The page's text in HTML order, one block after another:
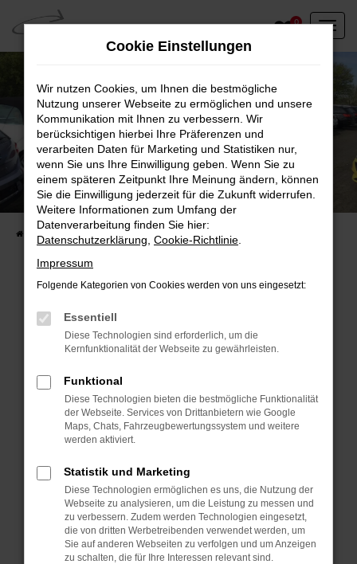
Zum
Hauptinhalt
springen
0
Unser Fahrzeugbestand vor Ort
Entdecken Sie unsere sofort verfügbaren
Fahrzeugangebote
Fehler: Network Error
Beim Laden ist ein Fehler aufgetreten.
Hier sind ein paar Tipps, die dir helfen können:
Überprüfe deine Firewall und deine
Internetverbindung.
Laden andere Webseiten, zum Beispiel deine
Suchmaschine?
Manche Erweiterungen, wie Werbeblocker,
können das Laden bestimmter Seiten
verhindern. Funktioniert die Seite in einem
anderen Browser oder in einem privaten
Fenster?
Cookie Einstellungen
Wir nutzen Cookies, um Ihnen die bestmögliche
Nutzung unserer Webseite zu ermöglichen und unsere
Kommunikation mit Ihnen zu verbessern. Wir
berücksichtigen hierbei Ihre Präferenzen und
verarbeiten Daten für Marketing und Statistiken nur,
wenn Sie uns Ihre Einwilligung geben. Wenn Sie zu
einem späteren Zeitpunkt Ihre Meinung ändern, können
Sie die Einwilligung jederzeit für die Zukunft widerrufen.
Weitere Informationen zum Umfang der
Datenverarbeitung finden Sie hier:
Datenschutzerklärung Cookie-Richtlinie
Impressum
Folgende Kategorien von Cookies werden von uns eingesetzt:
Essentiell
Diese Technologien sind erforderlich, um die
Kernfunktionalität der Webseite zu gewährleisten.
Funktional
Diese Technologien bieten die bestmögliche Funktionalität
der Webseite. Services von Drittanbietern wie Google
Maps, Chats, Fahrzeugbewertungssystem und weitere
werden aktiviert.
Statistik und Marketing
Diese Technologien ermöglichen es uns, die Nutzung der
Webseite zu analysieren, um die Leistung zu messen und
zu verbessern. Zudem werden Technologien eingesetzt,
die von dritten Werbetreibenden verwendet werden, um
Sie auf anderen Webseiten zu verfolgen und um Anzeigen
zu schalten, die für Ihre Interessen relevant sind.